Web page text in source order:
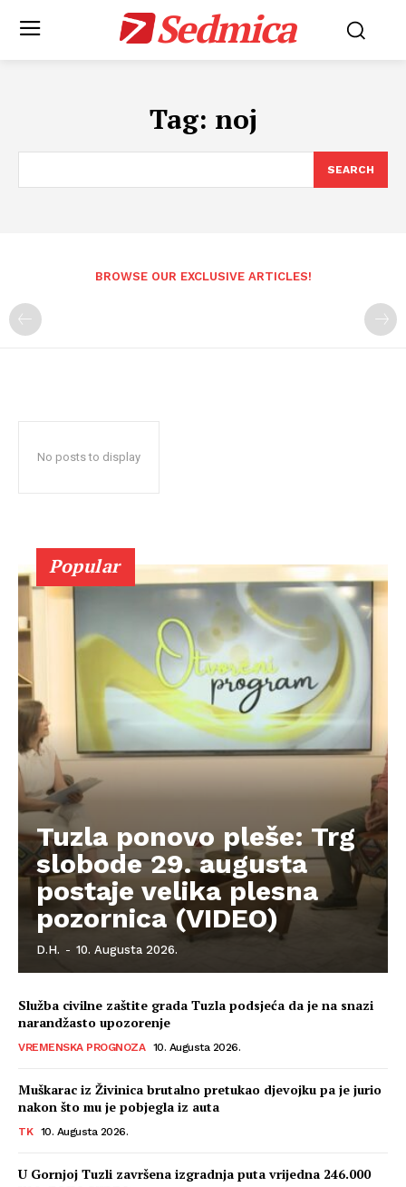
Sedmica
Tag: noj
SEARCH
BROWSE OUR EXCLUSIVE ARTICLES!
No posts to display
Popular
Tuzla ponovo pleše: Trg
slobode 29. augusta
postaje velika plesna
pozornica (VIDEO)
D.H. - 10. Augusta 2026.
Služba civilne zaštite grada Tuzla podsjeća da je na snazi
narandžasto upozorenje
VREMENSKA PROGNOZA 10. Augusta 2026.
Muškarac iz Živinica brutalno pretukao djevojku pa je jurio
nakon što mu je pobjegla iz auta
TK 10. Augusta 2026.
U Gornjoj Tuzli završena izgradnja puta vrijedna 246.000